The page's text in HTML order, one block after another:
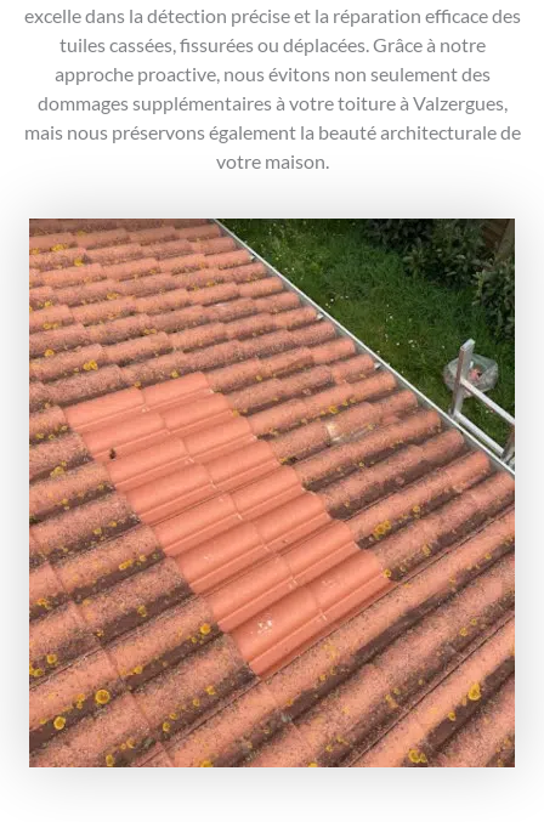
excelle dans la détection précise et la réparation efficace des
tuiles cassées, fissurées ou déplacées. Grâce à notre
approche proactive, nous évitons non seulement des
dommages supplémentaires à votre toiture à Valzergues,
mais nous préservons également la beauté architecturale de
votre maison.